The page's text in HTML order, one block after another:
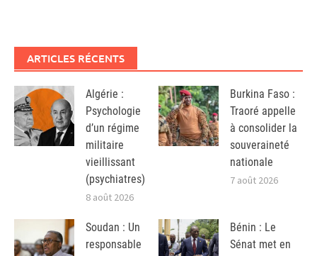
ARTICLES RÉCENTS
Algérie :
Psychologie
d’un régime
militaire
vieillissant
(psychiatres)
8 août 2026
Burkina Faso :
Traoré appelle
à consolider la
souveraineté
nationale
7 août 2026
Soudan : Un
responsable
Bénin : Le
Sénat met en